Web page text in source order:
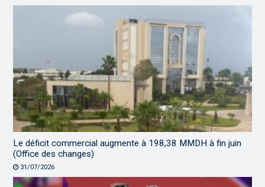
Le déficit commercial augmente à 198,38 MMDH à fin juin
(Office des changes)
31/07/2026